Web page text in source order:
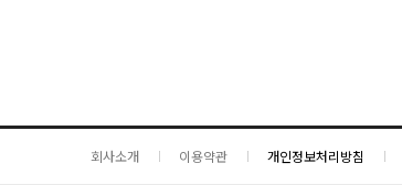
회사소개 이용약관 개인정보처리방침